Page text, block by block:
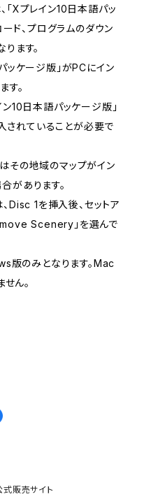
Xプレイン10日本語パッ
ド、プログラムのダウン
ます。
ッケージ版」がPCにイン
す。
10日本語パッケージ版」
されていることが必要で
その地域のマップがイン
があります。
Disc 1を挿入後、セットア
Scenery」を選んで
のみとなります。Mac
ん。
販売サイト